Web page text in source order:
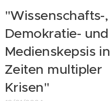
"Wissenschafts-,
Demokratie- und
Medienskepsis in
Zeiten multipler
Krisen"